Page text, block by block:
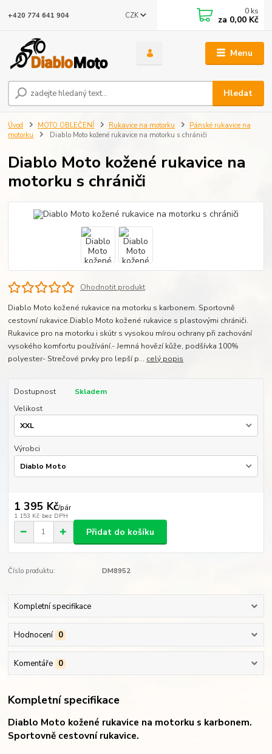
Menu
CZK
Hledat
+420 774 641 904 0 ks
za 0,00 Kč
Úvod MOTO OBLEČENÍ Rukavice na motorku
Pánské rukavice na
motorku
Diablo Moto kožené rukavice na motorku s chrániči
Diablo Moto kožené rukavice na
motorku s chrániči
Ohodnotit produkt
Diablo Moto kožené rukavice na motorku s karbonem. Sportovně
cestovní rukavice.Diablo Moto kožené rukavice s plastovými chrániči.
Rukavice pro na motorku i skútr s vysokou mírou ochrany při zachování
vysokého komfortu používání.- Jemná hovězí kůže, podšívka 100%
polyester- Strečové prvky pro lepší p... celý popis
Dostupnost
Skladem
Velikost
Výrobci
1 395 Kč/pár
1 153 Kč bez DPH
Přidat do košíku
Číslo produktu: DM8952
Kompletní specifikace
Hodnocení 0
Komentáře 0
Kompletní specifikace
Diablo Moto kožené rukavice na motorku s karbonem.
Sportovně cestovní rukavice.